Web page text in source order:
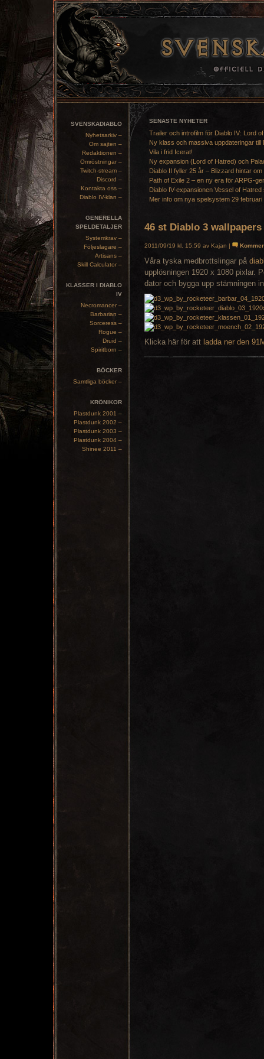
SVENSKADIABLO
Nyhetsarkiv –
Om sajten –
Redaktionen –
Omröstningar –
Twitch-stream –
Discord –
Kontakta oss –
Diablo IV-klan –
GENERELLA
SPELDETALJER
Systemkrav –
Följeslagare –
Artisans –
Skill Calculator –
KLASSER I DIABLO
IV
Necromancer –
Barbarian –
Sorceress –
Rogue –
Druid –
Spiritborn –
BÖCKER
Samtliga böcker –
KRÖNIKOR
Plastdunk 2001 –
Plastdunk 2002 –
Plastdunk 2003 –
Plastdunk 2004 –
Shinee 2011 –
SENASTE NYHETER
Trailer och introfilm för Diablo IV: Lord
Ny klass och massiva uppdateringar till
Vila i frid Icerat!
Ny expansion (Lord of Hatred) och
Diablo II fyller 25 år – Blizzard hintar om
Path of Exile 2 – en ny era för ARPG-
Diablo IV-expansionen Vessel of
Mer info om nya spelsystem 29 februari
46 st Diablo 3 wallpapers
2011/09/19 kl. 15:59 av Kajan |
Våra tyska medbrottslingar på
upplösningen 1920 x 1080 pixlar.
dator och bygga upp stämningen
Klicka här för att ladda ner den